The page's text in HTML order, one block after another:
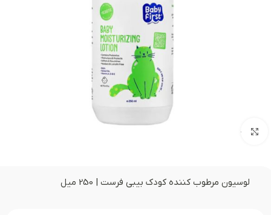
بزرگنمایی تصویر
لوسیون مرطوب کننده کودک بیبی فرست | 250 میل